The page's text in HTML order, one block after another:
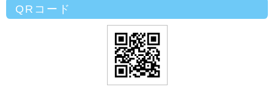
QRコード